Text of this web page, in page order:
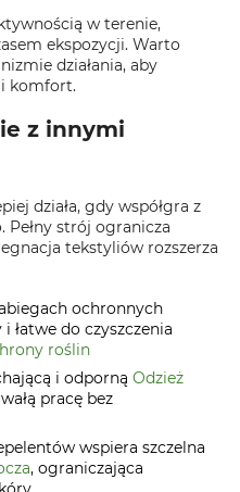
w terenie,
ekspozycji. Warto
działania, aby
komfort.
z innymi
działa, gdy współgra z
Pełny strój ogranicza
tekstyliów rozszerza
ochronnych
łatwe do czyszczenia
roślin
i odporną Odzież
pracę bez
wspiera szczelna
, ograniczająca